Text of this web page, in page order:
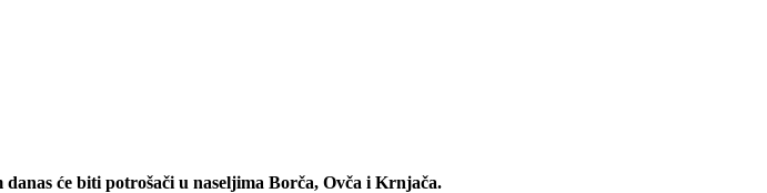
će biti potrošači u naseljima Borča, Ovča i Krnjača.